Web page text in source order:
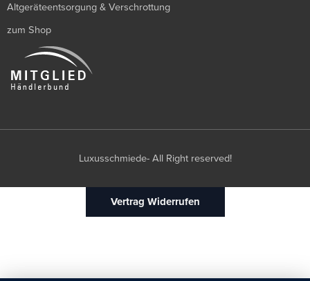
Altgeräteentsorgung & Verschrottung
zum Shop
Luxusschmiede- All Right reserved!
Vertrag Widerrufen